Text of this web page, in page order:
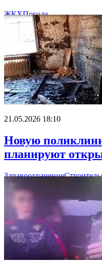
ЖКХПогода
21.05.2026 18:10
Новую
планируют
Здравоохранение